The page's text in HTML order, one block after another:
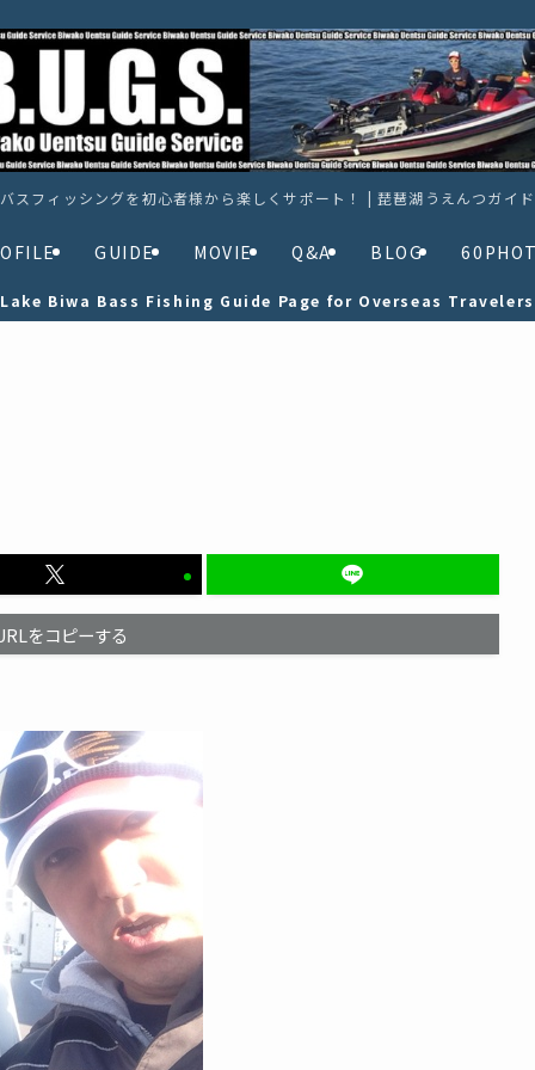
スフィッシングを初心者様から楽しくサポート！ | 琵琶湖うえんつガイ
GUIDE MOVIE Q&A BLOG
Lake Biwa Bass Fishing Guide Page for Overseas Travelers
をコピーする